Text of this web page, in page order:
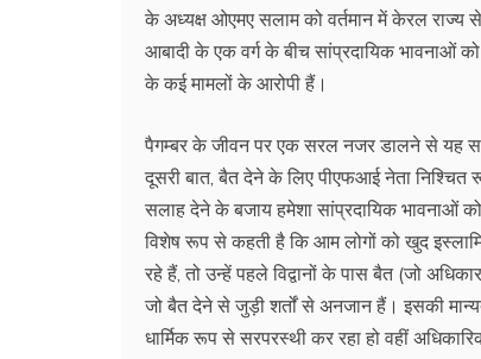
के अध्यक्ष ओएमए सलाम को वर्तमान में केरल राज्य
आबादी के एक वर्ग के बीच सांप्रदायिक भावनाओं
के कई मामलों के आरोपी हैं।
पैगम्बर के जीवन पर एक सरल नजर डालने से यह
दूसरी बात, बैत देने के लिए पीएफआई नेता निश्चित
सलाह देने के बजाय हमेशा सांप्रदायिक भावनाओं
विशेष रूप से कहती है कि आम लोगों को खुद
रहे हैं, तो उन्हें पहले विद्वानों के पास बैत (जो
जो बैत देने से जुड़ी शर्तों से अनजान हैं। इसकी
धार्मिक रूप से सरपरस्थी कर रहा हो वहीं